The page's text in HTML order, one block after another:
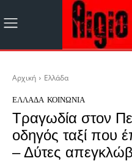
Αρχική Ελλάδα
ΕΛΛΆΔΑ ΚΟΙΝΩΝΊΑ
Τραγωδία στον
οδηγός ταξί που
– Δύτες